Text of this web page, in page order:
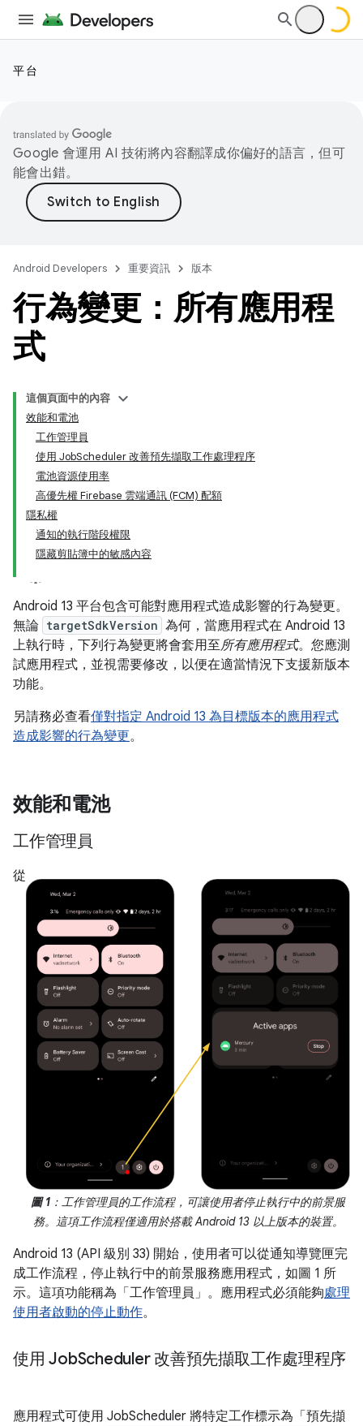
平台
Google 會運用 AI 技術將內容翻譯成你偏好的語言，但可
能會出錯。
Android Developers 重要資訊 版本
行為變更：所有應用程
式
這個頁面中的內容
效能和電池
工作管理員
使用 JobScheduler 改善預先擷取工作處理程序
電池資源使用率
高優先權 Firebase 雲端通訊 (FCM) 配額
隱私權
通知的執行階段權限
隱藏剪貼簿中的敏感內容
Android 13 平台包含可能對應用程式造成影響的行為變更。
無論 targetSdkVersion 為何，當應用程式在 Android 13
上執行時，下列行為變更將會套用至所有應用程式。您應測
試應用程式，並視需要修改，以便在適當情況下支援新版本
功能。
另請務必查看僅對指定 Android 13 為目標版本的應用程式
造成影響的行為變更。
效能和電池
工作管理員
圖 1 ：工作管理員的工作流程，可讓使用者停止執行中的前景服
務。這項工作流程僅適用於搭載 Android 13 以上版本的裝置。
從
Android 13 (API 級別 33) 開始，使用者可以從通知導覽匣完
成工作流程，停止執行中的前景服務應用程式，如圖 1 所
示。這項功能稱為「工作管理員」 。應用程式必須能夠處理
使用者啟動的停止動作。
使用 JobScheduler 改善預先擷取工作處理程序
應用程式可使用 JobScheduler 將特定工作標示為「預先擷